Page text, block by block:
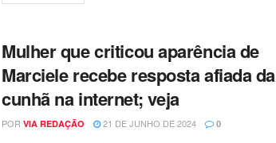
Mulher que criticou aparência de
Marciele recebe resposta afiada da
cunhã na internet; veja
POR VIA REDAÇÃO 21 DE JUNHO DE 2024 0